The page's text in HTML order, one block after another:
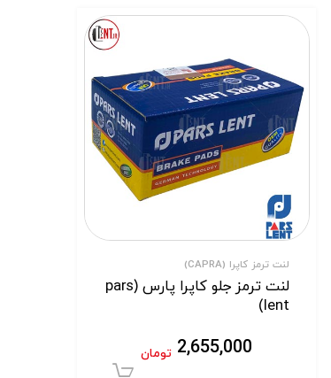
لنت ترمز کاپرا (CAPRA)
لنت ترمز جلو کاپرا پارس (pars
lent)
2,655,000 تومان